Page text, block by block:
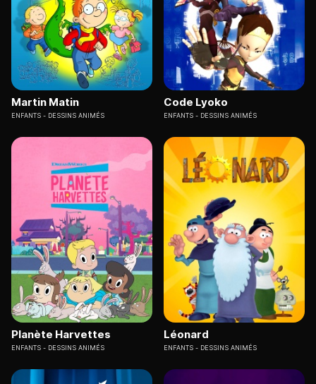
Martin Matin
ENFANTS DESSINS ANIMÉS
Code Lyoko
ENFANTS DESSINS ANIMÉS
Planète Harvettes
ENFANTS DESSINS ANIMÉS
Léonard
ENFANTS DESSINS ANIMÉS